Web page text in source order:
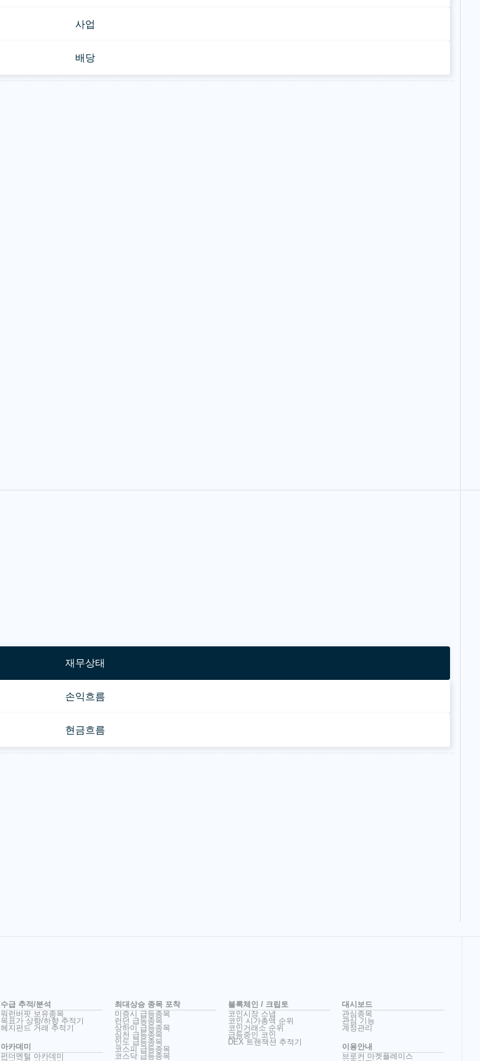
사업
배당
재무상태
손익흐름
현금흐름
수급 추적/분석
워런버핏 보유종목
목표가 상향/하향 추적기
헤지펀드 거래 추적기
아카데미
펀더멘털 아카데미
최대상승 종목 포착
미증시 급등종목
런던 급등종목
상하이 급등종목
심천 급등종목
인도 급등종목
코스피 급등종목
코스닥 급등종목
블록체인 / 크립토
코인시장 스냅
코인 시가총액 순위
코인거래소 순위
급등중인 코인
DEX 트랜잭션 추적기
대시보드
관심종목
관심 기능
계정관리
이용안내
브로커 마켓플레이스